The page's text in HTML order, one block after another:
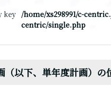
key /home/xs298991/c-
centric/single.php
以下、単年度計画）の